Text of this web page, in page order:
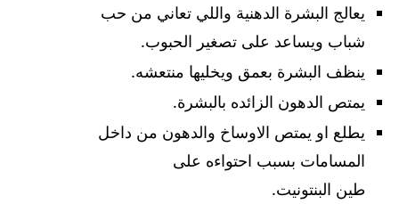
يعالج البشرة الدهنية واللي تعاني من حب
شباب ويساعد على تصغير الحبوب.
ينظف البشرة بعمق ويخليها منتعشه.
يمتص الدهون الزائده بالبشرة.
يطلع او يمتص الاوساخ والدهون من داخل
المسامات بسبب احتواءه على
طين البنتونيت.